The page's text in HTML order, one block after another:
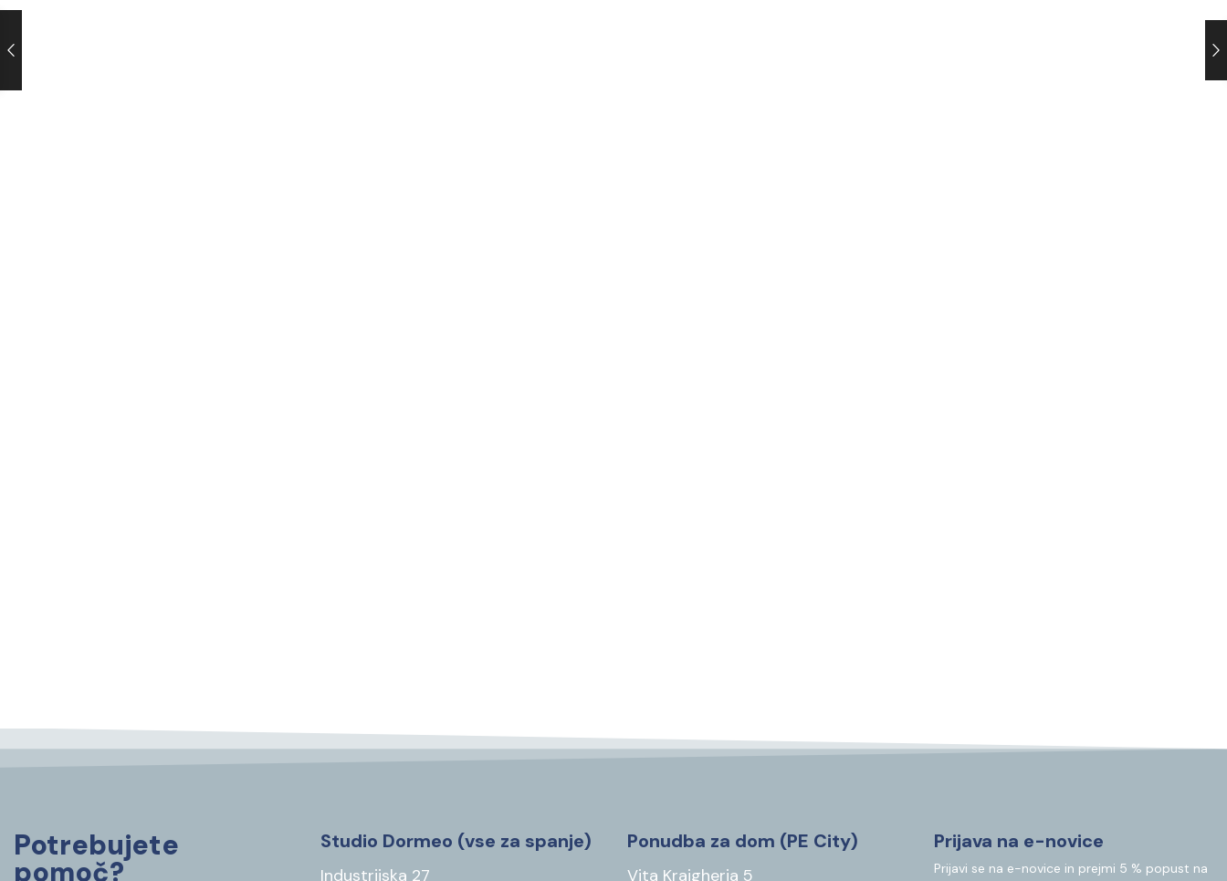
Potrebujete
pomoč?
Studio Dormeo (vse za spanje)
Industrijska 27
Ponudba za dom (PE City)
Vita Kraigherja 5
Prijava na e-novice
Prijavi se na e-novice in prejmi 5 % popust na